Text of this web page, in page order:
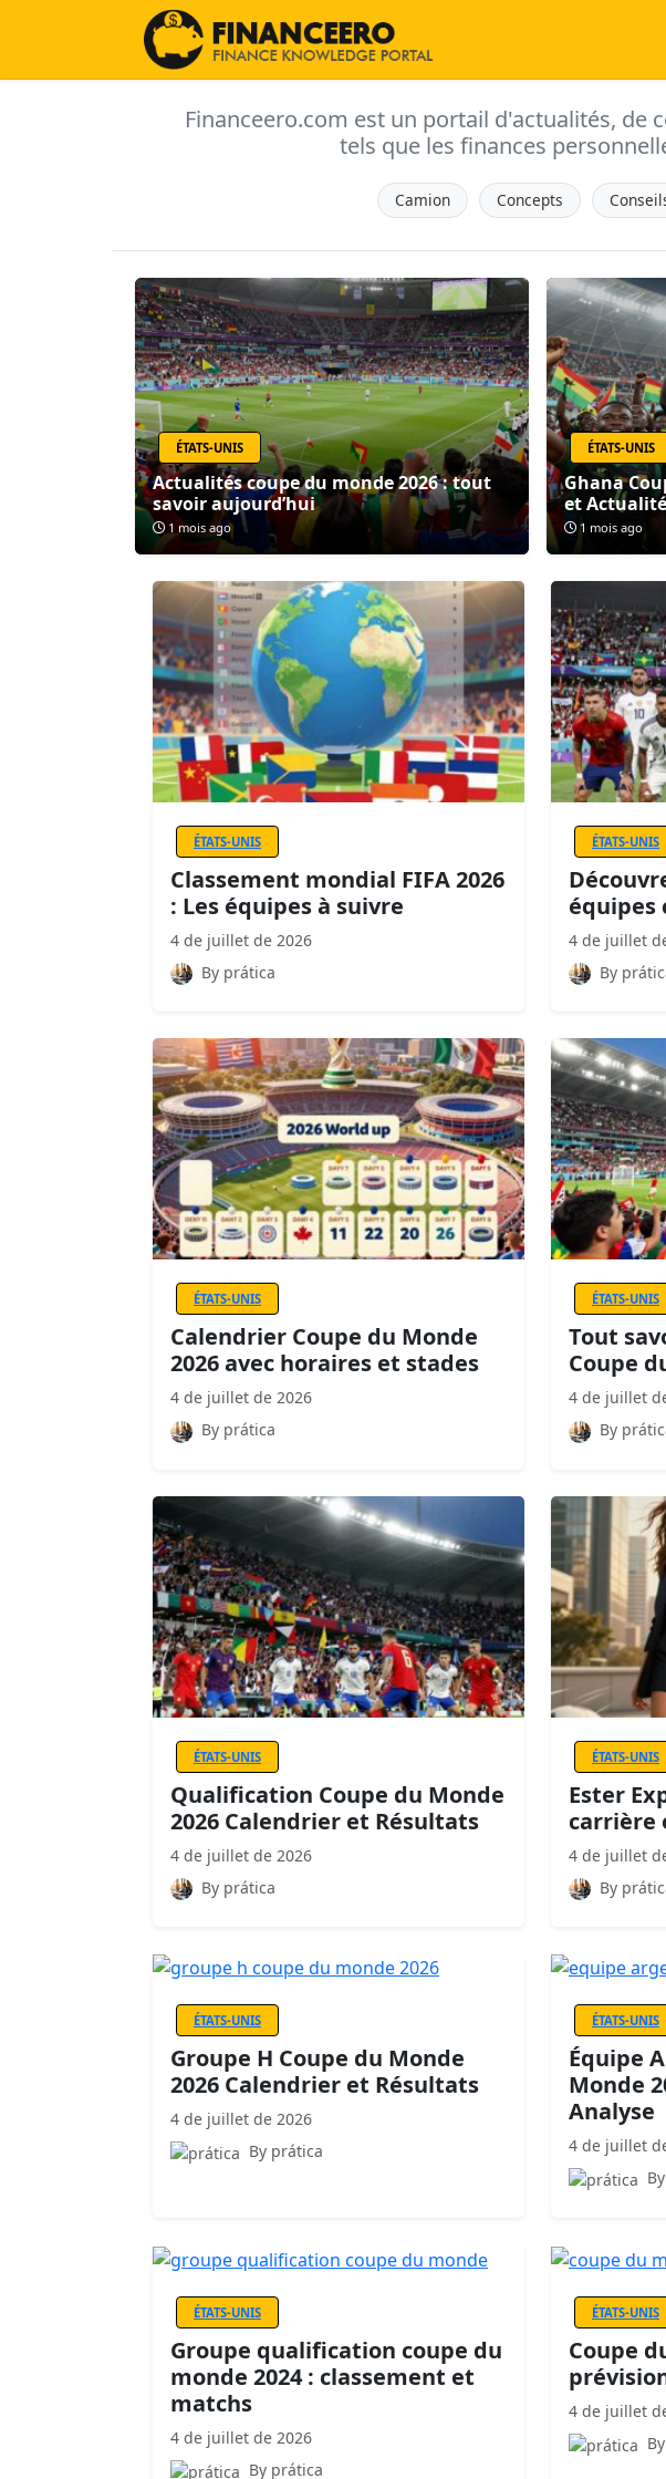
Financeero.com est un portail d'actualités, de
tels que les finances
Camion Concepts
ÉTATS-UNIS
Actualités coupe du monde 2026 : tout
savoir aujourd’hui
1 mois ago
ÉTATS-UNIS
Ghana
et
1 mois ago
ÉTATS-UNIS
Classement mondial FIFA 2026
: Les équipes à suivre
4 de juillet de 2026
By prática
ÉTATS-UNIS
équipes
4 de juillet
By
ÉTATS-UNIS
Calendrier Coupe du Monde
2026 avec horaires et stades
4 de juillet de 2026
By prática
ÉTATS-UNIS
Tout
Coupe
4 de juillet
By
ÉTATS-UNIS
Qualification Coupe du Monde
2026 Calendrier et Résultats
4 de juillet de 2026
By prática
ÉTATS-UNIS
Ester
carrière
4 de juillet
By
ÉTATS-UNIS
Groupe H Coupe du Monde
2026 Calendrier et Résultats
4 de juillet de 2026
By prática
ÉTATS-UNIS
Équipe
Monde
Analyse
4 de juillet
ÉTATS-UNIS
Groupe qualification coupe du
monde 2024 : classement et
matchs
4 de juillet de 2026
By prática
ÉTATS-UNIS
Coupe
4 de juillet